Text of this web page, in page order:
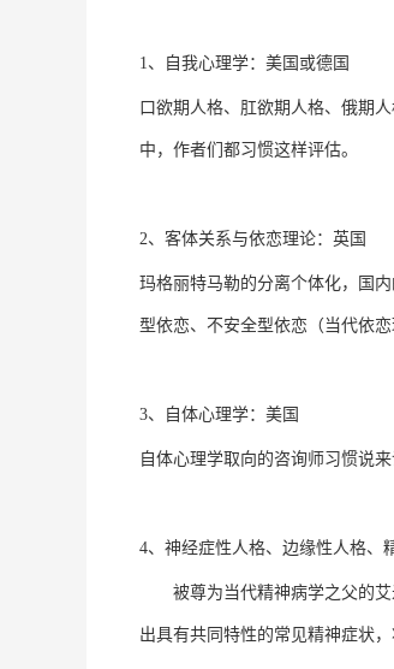
1、自我心理学：美国或德国
口欲期人格、肛欲期人格、俄期
中，作者们都习惯这样评估。
2、客体关系与依恋理论：英国
玛格丽特马勒的分离个体化，国
型依恋、不安全型依恋（当代依
3、自体心理学：美国
自体心理学取向的咨询师习惯说
4、神经症性人格、边缘性人格、
被尊为当代精神病学之父的
出具有共同特性的常见精神症状